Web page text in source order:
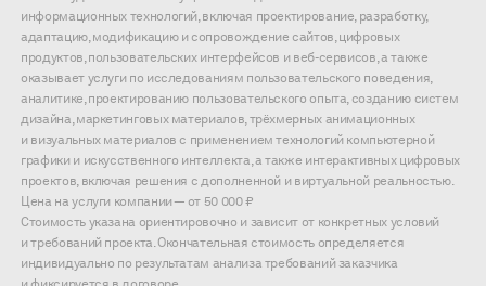
информационных технологий, включая проектирование, разработку,
адаптацию, модификацию и сопровождение сайтов, цифровых
продуктов, пользовательских интерфейсов и веб-сервисов, а также
оказывает услуги по исследованиям пользовательского поведения,
аналитике, проектированию пользовательского опыта, созданию систем
дизайна, маркетинговых материалов, трёхмерных анимационных
и визуальных материалов с применением технологий компьютерной
графики и искусственного интеллекта, а также интерактивных цифровых
проектов, включая решения с дополненной и виртуальной реальностью.
Цена на услуги компании — от 50 000 ₽
Стоимость указана ориентировочно и зависит от конкретных условий
и требований проекта. Окончательная стоимость определяется
индивидуально по результатам анализа требований заказчика